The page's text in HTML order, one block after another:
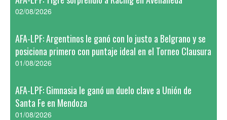
02/08/2026
AFA-LPF: Argentinos le ganó con lo justo a Belgrano y se
posiciona primero con puntaje ideal en el Torneo Clausura
01/08/2026
AFA-LPF: Gimnasia le ganó un duelo clave a Unión de
Santa Fe en Mendoza
01/08/2026